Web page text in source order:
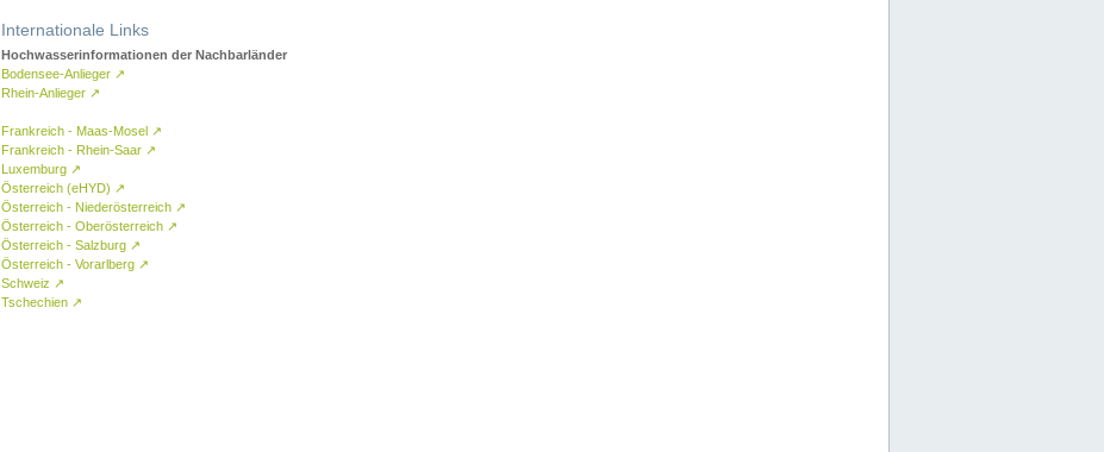
Internationale Links
Hochwasserinformationen der Nachbarländer
Bodensee-Anlieger ↗
Rhein-Anlieger ↗
Frankreich - Maas-Mosel ↗
Frankreich - Rhein-Saar ↗
Luxemburg ↗
Österreich (eHYD) ↗
Österreich - Niederösterreich ↗
Österreich - Oberösterreich ↗
Österreich - Salzburg ↗
Österreich - Vorarlberg ↗
Schweiz ↗
Tschechien ↗